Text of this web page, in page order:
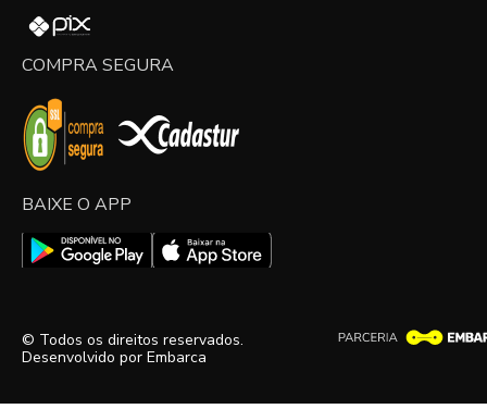
COMPRA SEGURA
BAIXE O APP
© Todos os direitos reservados.
Desenvolvido por Embarca